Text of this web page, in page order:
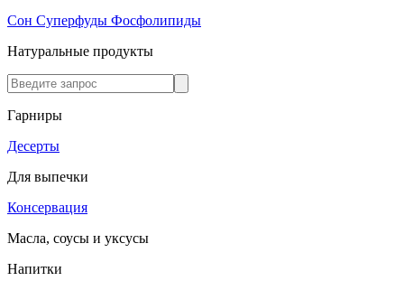
Сон Суперфуды Фосфолипиды
Натуральные продукты
Гарниры
Десерты
Для выпечки
Консервация
Масла, соусы и уксусы
Напитки